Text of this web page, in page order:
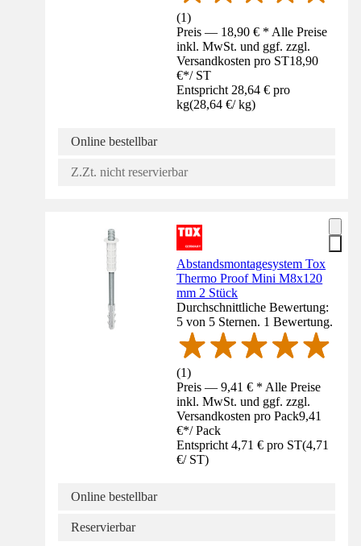
(1)
Preis — 18,90 € * Alle Preise
inkl. MwSt. und ggf. zzgl.
Versandkosten pro ST18,90
€*/ ST
Entspricht 28,64 € pro
kg(28,64 €/ kg)
Online bestellbar
Z.Zt. nicht reservierbar
Abstandsmontagesystem Tox
Thermo Proof Mini M8x120
mm 2 Stück
Durchschnittliche Bewertung:
5 von 5 Sternen. 1 Bewertung.
(1)
Preis — 9,41 € * Alle Preise
inkl. MwSt. und ggf. zzgl.
Versandkosten pro Pack9,41
€*/ Pack
Entspricht 4,71 € pro ST(4,71
€/ ST)
Online bestellbar
Reservierbar